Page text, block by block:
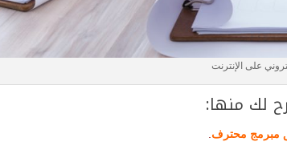
على الإنترنت
لك منها:
مبرمج محترف